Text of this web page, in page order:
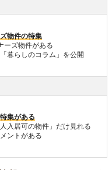
物件の特集
ーズ物件がある
暮らしのコラム」を公開
集がある
入居可の物件」だけ見れる
ントがある